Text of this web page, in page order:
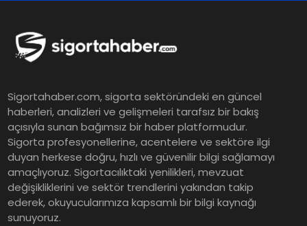
Sigortahaber.com, sigorta sektöründeki en güncel
haberleri, analizleri ve gelişmeleri tarafsız bir bakış
açısıyla sunan bağımsız bir haber platformudur.
Sigorta profesyonellerine, acentelere ve sektöre ilgi
duyan herkese doğru, hızlı ve güvenilir bilgi sağlamayı
amaçlıyoruz. Sigortacılıktaki yenilikleri, mevzuat
değişikliklerini ve sektör trendlerini yakından takip
ederek, okuyucularımıza kapsamlı bir bilgi kaynağı
sunuyoruz.